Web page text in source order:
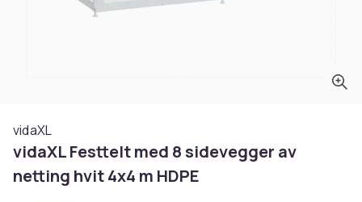
vidaXL
vidaXL Festtelt med 8 sidevegger av
netting hvit 4x4 m HDPE